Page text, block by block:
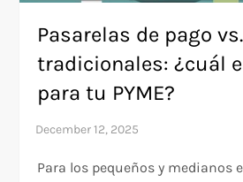
Pasarelas de pago
tradicionales: ¿cuál
para tu PYME?
Para los pequeños y medianos